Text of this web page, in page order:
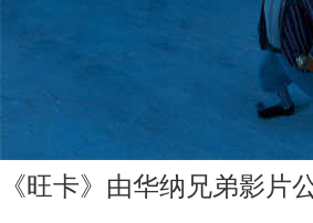
《旺卡》由华纳兄弟影片